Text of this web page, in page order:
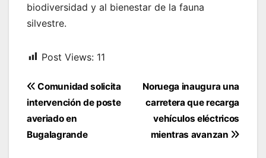
biodiversidad y al bienestar de la fauna
silvestre.
Post Views: 11
Navegación
de
entradas
Noruega inaugura una
carretera que recarga
vehículos eléctricos
mientras avanzan
Comunidad solicita
intervención de poste
averiado en
Bugalagrande